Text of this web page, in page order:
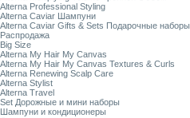
Alterna Professional Styling
Alterna Caviar Шампуни
Alterna Caviar Gifts & Sets Подарочные наборы
Распродажа
Big Size
Alterna My Hair My Canvas
Alterna My Hair My Canvas Textures & Curls
Alterna Renewing Scalp Care
Alterna Stylist
Alterna Travel
Set Дорожные и мини наборы
Шампуни и кондиционеры